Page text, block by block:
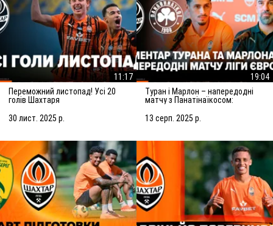
11:17
Переможний листопад! Усі 20
голів Шахтаря
30 лист. 2025 р.
19:04
Туран і Марлон – напередодні
матчу з Панатінаїкосом:
досягнення мети
13 серп. 2025 р.